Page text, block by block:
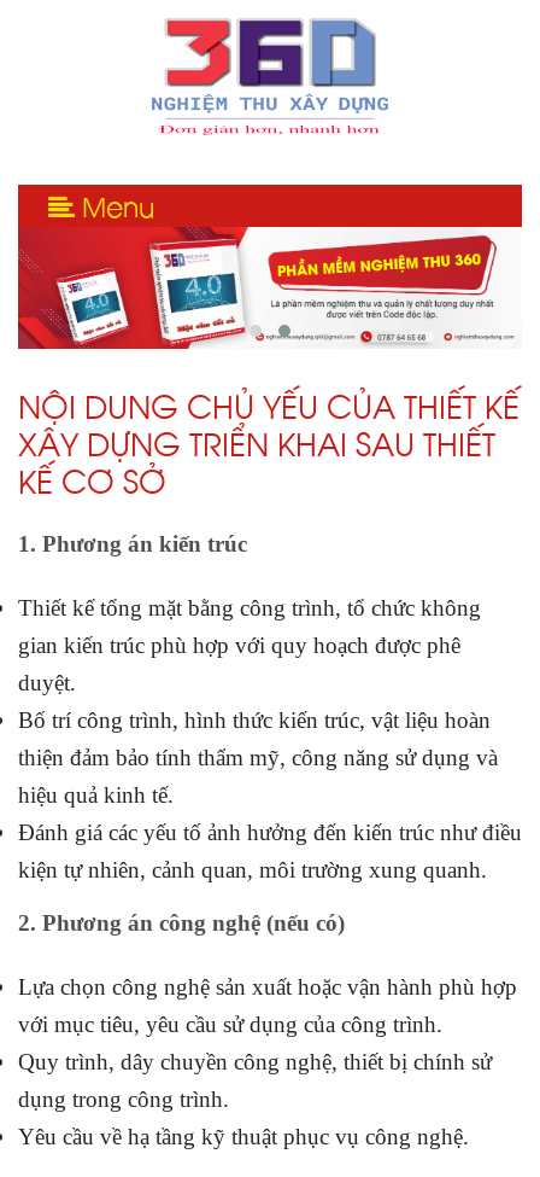
Menu
NỘI DUNG CHỦ YẾU CỦA THIẾT KẾ
XÂY DỰNG TRIỂN KHAI SAU THIẾT
KẾ CƠ SỞ
1. Phương án kiến trúc
Thiết kế tổng mặt bằng công trình, tổ chức không
gian kiến trúc phù hợp với quy hoạch được phê
duyệt.
Bố trí công trình, hình thức kiến trúc, vật liệu hoàn
thiện đảm bảo tính thẩm mỹ, công năng sử dụng và
hiệu quả kinh tế.
Đánh giá các yếu tố ảnh hưởng đến kiến trúc như điều
kiện tự nhiên, cảnh quan, môi trường xung quanh.
2. Phương án công nghệ (nếu có)
Lựa chọn công nghệ sản xuất hoặc vận hành phù hợp
với mục tiêu, yêu cầu sử dụng của công trình.
Quy trình, dây chuyền công nghệ, thiết bị chính sử
dụng trong công trình.
Yêu cầu về hạ tầng kỹ thuật phục vụ công nghệ.